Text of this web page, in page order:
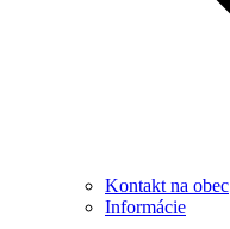
Kontakt na obec
Informácie